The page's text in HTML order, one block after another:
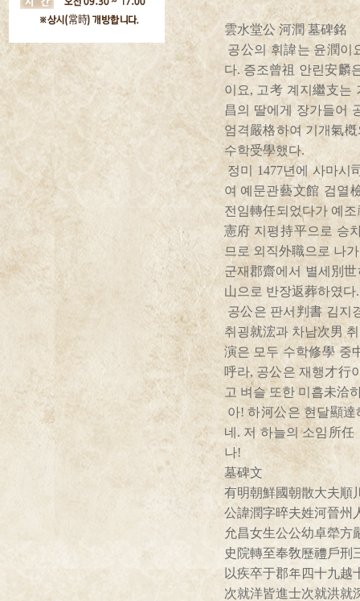
雲水堂公 河潤 墓碑銘
공公의 휘諱는 윤潤이
다. 증조曾祖 안린安麟
이요, 고考 계지繼支는
昌의 딸에게 장가들어
엄격嚴格하여 기개氣
수학受學했다.
정미 1477년에 사마시
여 예문관藝文館 검열
전임轉任되었다가 예
憲府 지평持平으로 승
므로 외직外職으로 나
군재郡齋에서 별세別
山으로 반장返葬하였다.
공公은 판서判書 김지
취굉就浤과 차남次男
演은 모두 수학修學 중
呼라, 공公은 재행才行
고 벼슬 또한 미흡未洽
아! 하河公은 현달顯
네. 저 하늘의 소임所
나!
墓碑文
有明朝鮮國朝散大夫順
公諱潤字晬夫姓河晉州
允昌女生公公幼卓犖方
史院轉至奉敎歷禮戶刑
以疾卒于郡年四十九
次就洋皆進士次就洪就